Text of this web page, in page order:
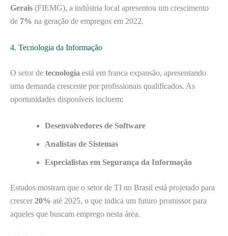
Gerais (FIEMG), a indústria local apresentou um crescimento
de 7% na geração de empregos em 2022.
4. Tecnologia da Informação
O setor de tecnologia está em franca expansão, apresentando
uma demanda crescente por profissionais qualificados. As
oportunidades disponíveis incluem:
Desenvolvedores de Software
Analistas de Sistemas
Especialistas em Segurança da Informação
Estudos mostram que o setor de TI no Brasil está projetado para
crescer 20% até 2025, o que indica um futuro promissor para
aqueles que buscam emprego nesta área.